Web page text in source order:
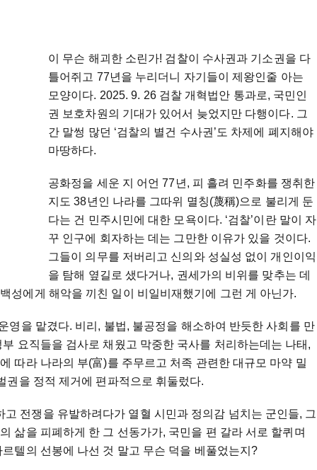
이 무슨 해괴한 소린가! 검찰이 수사권과 기소권을 다
틀어쥐고 77년을 누리더니 자기들이 제왕인줄 아는
모양이다. 2025. 9. 26 검찰 개혁법안 통과로, 국민인
권 보호차원의 기대가 있어서 늦었지만 다행이다. 그
간 말썽 많던 ‘검찰의 별건 수사권’도 차제에 폐지해야
마땅하다.
공화정을 세운 지 어언 77년, 피 흘려 민주화를 쟁취한
지도 38년인 나라를 그따위 멸칭(蔑稱)으로 불리게 둔
다는 건 민주시민에 대한 모욕이다. ‘검찰’이란 말이 자
꾸 인구에 회자하는 데는 그만한 이유가 있을 것이다.
그들이 의무를 저버리고 신의와 성실성 없이 개인이익
을 탐해 옆길로 샜다거나, 권세가의 비위를 맞추는 데
성에게 해악을 끼친 일이 비일비재했기에 그런 게 아닌가.
영을 맡겼다. 비리, 불법, 불공정을 해소하여 반듯한 사회를 만
요직들을 검사로 채웠고 막중한 국사를 처리하는데는 나태,
따라 나라의 부(富)를 주무르고 처족 관련한 대규모 마약 밀
권을 정적 제거에 편파적으로 휘둘렀다.
전쟁을 유발하려다가 열혈 시민과 정의감 넘치는 군인들, 그
삶을 피폐하게 한 그 선동가가, 국민을 편 갈라 서로 할퀴며
텔의 선봉에 나선 것 말고 무슨 덕을 베풀었는지?